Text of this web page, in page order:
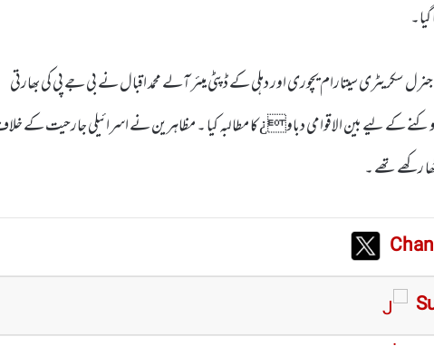
سکریٹری سیتارام یچوری اور دہلی کے ڈپٹی میئر آلے محمد اقبال نے بی جے پی کی بھارتی
کے لیے بین الاقوامی دباو¿ کا مطالبہ کیا ۔ مظاہرین نے اسرائیلی جارحیت کے
رکھے تھے ۔